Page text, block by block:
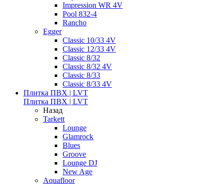
Impression WR 4V
Pool 832-4
Rancho
Egger
Classic 10/33 4V
Classic 12/33 4V
Classic 8/32
Classic 8/32 4V
Classic 8/33
Classic 8/33 4V
Плитка ПВХ | LVT
Плитка ПВХ | LVT
Назад
Tarkett
Lounge
Glamrock
Blues
Groove
Lounge DJ
New Age
Aquafloor